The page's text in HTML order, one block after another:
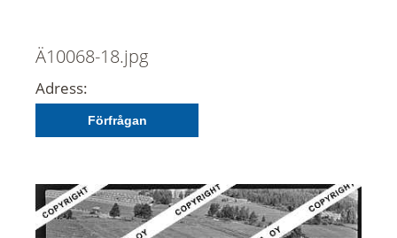
Ä10068-18.jpg
Adress:
Förfrågan